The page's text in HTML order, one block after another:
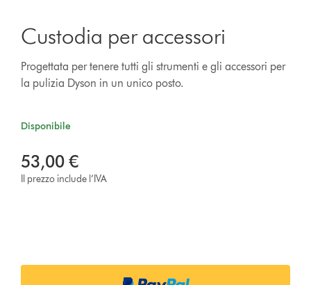
Custodia per accessori
Progettata per tenere tutti gli strumenti e gli accessori per
la pulizia Dyson in un unico posto.
Disponibile
53,00 €
Il prezzo include l’IVA